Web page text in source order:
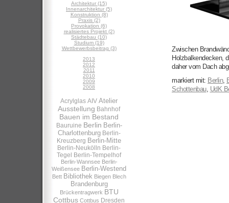
Architektur (15)
Innenarchitektur (5)
Konstruktion (8)
Praxis (2)
Provokation (6)
realisiertes Projekt (2)
Städtebau (10)
Studium (19)
Wettbewerbsbeitrag (3)
2013
2012
2011
2010
2009
2008
Acrylglas AIV Atelier
Ausstellung Bahnhof
Bauen im Bestand
Bauruine Berlin Berlin-
Charlottenburg Berlin-
Kreuzberg Berlin-Mitte
Berlin-Neukölln Berlin-
Tegel
Berlin-Tempelhof
Berlin-Wannsee Berlin-
Weißensee Berlin-Westend
Bett Bibliothek Biegen Blech
Brandenburg
Brückentragwerk BTU
Cottbus Cottbus Dresden
Zwischen
Holzbalkendecken,
daher vom Dach
markiert mit: Berlin,
Schottenbau, UdK